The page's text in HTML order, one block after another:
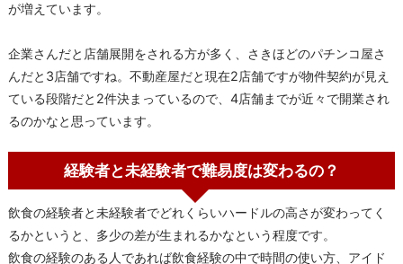
が増えています。
企業さんだと店舗展開をされる方が多く、さきほどのパチンコ屋さ
んだと3店舗ですね。不動産屋だと現在2店舗ですが物件契約が見え
ている段階だと2件決まっているので、4店舗までが近々で開業され
るのかなと思っています。
経験者と未経験者で難易度は変わるの？
飲食の経験者と未経験者でどれくらいハードルの高さが変わってく
るかというと、多少の差が生まれるかなという程度です。
飲食の経験のある人であれば飲食経験の中で時間の使い方、アイド